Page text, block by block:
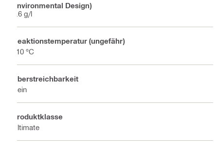
Environmental Design)
7.6 g/l
Reaktionstemperatur (ungefähr)
210 °C
Überstreichbarkeit
Nein
Produktklasse
Ultimate